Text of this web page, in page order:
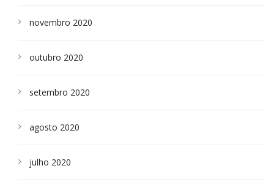
novembro 2020
outubro 2020
setembro 2020
agosto 2020
julho 2020